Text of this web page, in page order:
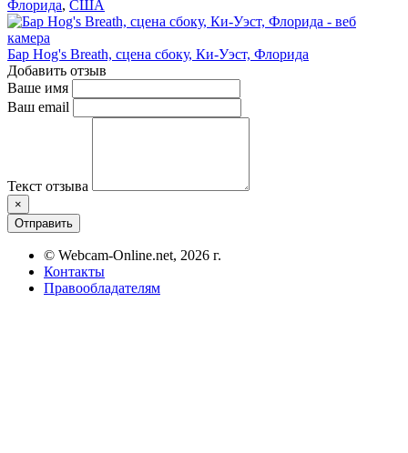
Флорида, США
Бар Hog's Breath, сцена сбоку, Ки-Уэст, Флорида
Добавить отзыв
Ваше имя
Ваш email
Текст отзыва
×
Отправить
© Webcam-Online.net, 2026 г.
Контакты
Правообладателям